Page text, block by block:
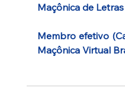
Maçônica de
Membro efetivo
Maçônica Virtual